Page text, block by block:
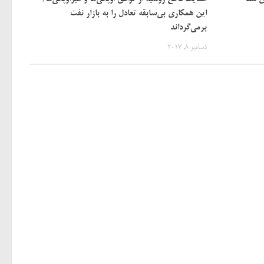
این همکاری بی‌سابقه تعادل را به بازار نفت
برمی‌گرداند
دسامبر 8, 2017